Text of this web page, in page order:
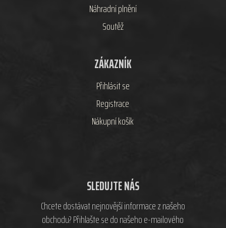
Náhradní plnění
Soutěž
ZÁKAZNÍK
Přihlásit se
Registrace
Nákupní košík
SLEDUJTE NÁS
Chcete dostávat nejnovější informace z našeho
obchodu? Přihlašte se do našeho e-mailového